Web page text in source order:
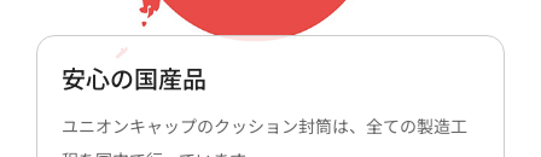
安心の国産品
ユニオンキャップのクッション封筒は、全ての製造工